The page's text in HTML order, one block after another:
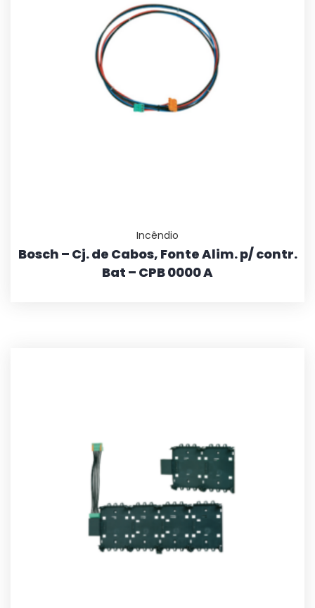
Incêndio
Bosch – Cj. de Cabos, Fonte Alim. p/ contr.
Bat – CPB 0000 A